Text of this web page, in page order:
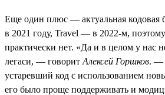
Еще один плюс — актуальная кодовая
в 2021 году, Travel — в 2022-м,
практически нет. «Да и в целом у нас
легаси, — говорит Алексей Горшков. —
устаревший код с использованием
его было проще поддерживать и